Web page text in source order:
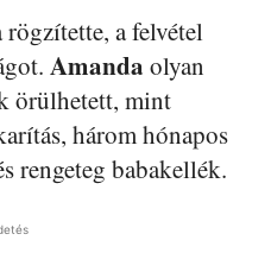
rögzítette, a felvétel
Amanda olyan
örülhetett, mint
három hónapos
rengeteg babakellék.